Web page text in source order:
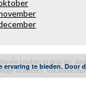
fouten in prijzen,
licenties.te bieden.